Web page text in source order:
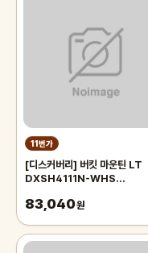
11번가
[디스커버리] 버킷 마운틴 LT
DXSH4111N-WHS
83,040원